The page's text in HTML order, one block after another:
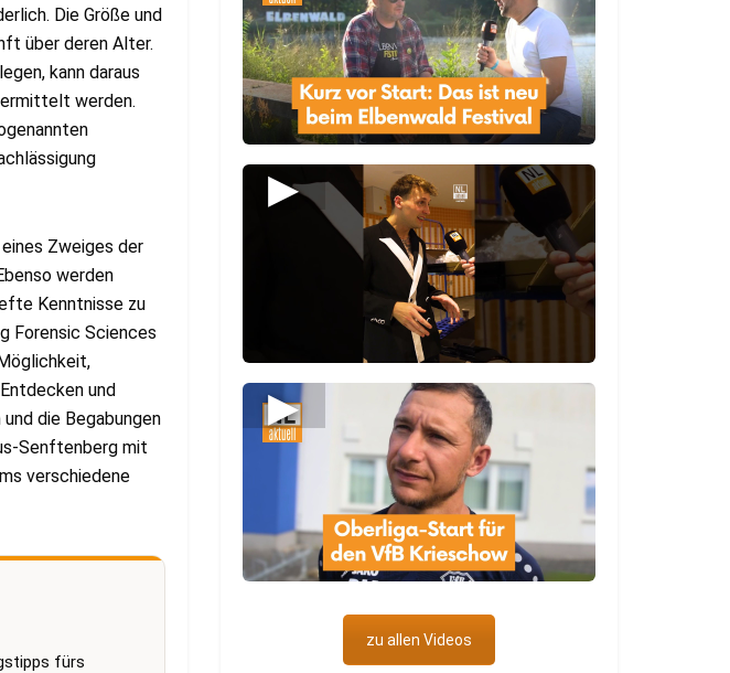
Die Größe und
über deren Alter.
kann daraus
werden.
Zweiges der
werden
Kenntnisse zu
Forensic Sciences
und
die Begabungen
Senftenberg mit
verschiedene
fürs
▶
▶
zu allen Videos